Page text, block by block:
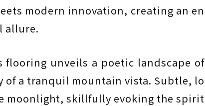
modern innovation, creating an en
allure.
flooring unveils a poetic landscape of
of a tranquil mountain vista. Subtle, lo
moonlight, skillfully evoking the spirit